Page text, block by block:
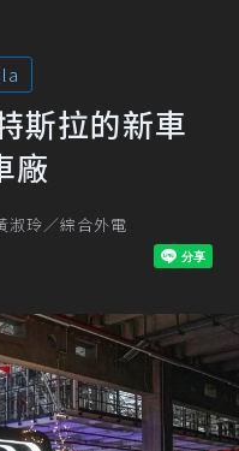
斯拉的新車
廠
淑玲／綜合外電